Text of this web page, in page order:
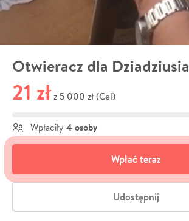
Otwieracz dla Dziadziusia
21 zł z 5 000 zł (Cel)
Wpłaciły 4 osoby
Wpłać teraz
Udostępnij